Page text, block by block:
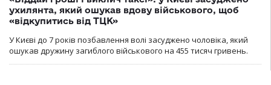
ухилянта, який ошукав вдову військового, щоб
«відкупитись від ТЦК»
У Києві до 7 років позбавлення волі засуджено чоловіка, який
ошукав дружину загиблого військового на 455 тисяч гривень.